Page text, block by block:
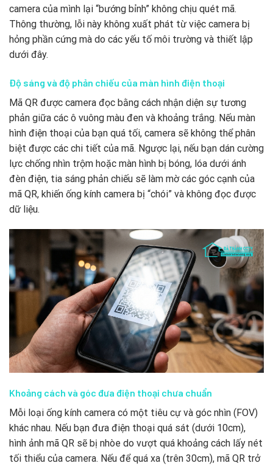
camera của mình lại “bướng bỉnh” không chịu quét mã.
Thông thường, lỗi này không xuất phát từ việc camera bị
hỏng phần cứng mà do các yếu tố môi trường và thiết lập
dưới đây.
Độ sáng và độ phản chiếu của màn hình điện thoại
Mã QR được camera đọc bằng cách nhận diện sự tương
phản giữa các ô vuông màu đen và khoảng trắng. Nếu màn
hình điện thoại của bạn quá tối, camera sẽ không thể phân
biệt được các chi tiết của mã. Ngược lại, nếu bạn dán cường
lực chống nhìn trộm hoặc màn hình bị bóng, lóa dưới ánh
đèn điện, tia sáng phản chiếu sẽ làm mờ các góc cạnh của
mã QR, khiến ống kính camera bị “chói” và không đọc được
dữ liệu.
Khoảng cách và góc đưa điện thoại chưa chuẩn
Mỗi loại ống kính camera có một tiêu cự và góc nhìn (FOV)
khác nhau. Nếu bạn đưa điện thoại quá sát (dưới 10cm),
hình ảnh mã QR sẽ bị nhòe do vượt quá khoảng cách lấy nét
tối thiểu của camera. Nếu để quá xa (trên 30cm), mã QR trở